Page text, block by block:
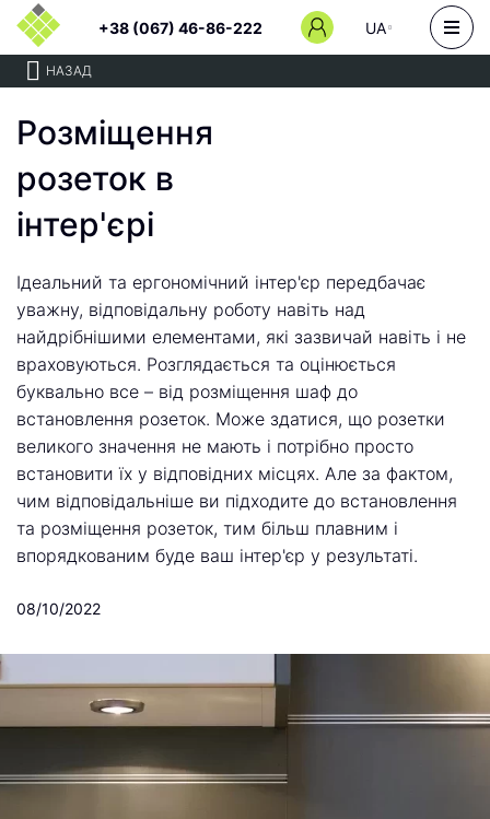
+38 (067) 46-86-222 UA
НАЗАД
Розміщення
розеток в
інтер'єрі
Ідеальний та ергономічний інтер'єр передбачає
уважну, відповідальну роботу навіть над
найдрібнішими елементами, які зазвичай навіть і не
враховуються. Розглядається та оцінюється
буквально все – від розміщення шаф до
встановлення розеток. Може здатися, що розетки
великого значення не мають і потрібно просто
встановити їх у відповідних місцях. Але за фактом,
чим відповідальніше ви підходите до встановлення
та розміщення розеток, тим більш плавним і
впорядкованим буде ваш інтер'єр у результаті.
08/10/2022